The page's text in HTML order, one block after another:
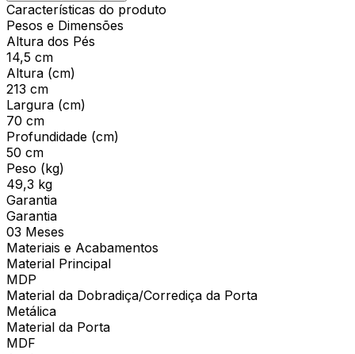
Características do produto
Pesos e Dimensões
Altura dos Pés
14,5 cm
Altura (cm)
213 cm
Largura (cm)
70 cm
Profundidade (cm)
50 cm
Peso (kg)
49,3 kg
Garantia
Garantia
03 Meses
Materiais e Acabamentos
Material Principal
MDP
Material da Dobradiça/Corrediça da Porta
Metálica
Material da Porta
MDF